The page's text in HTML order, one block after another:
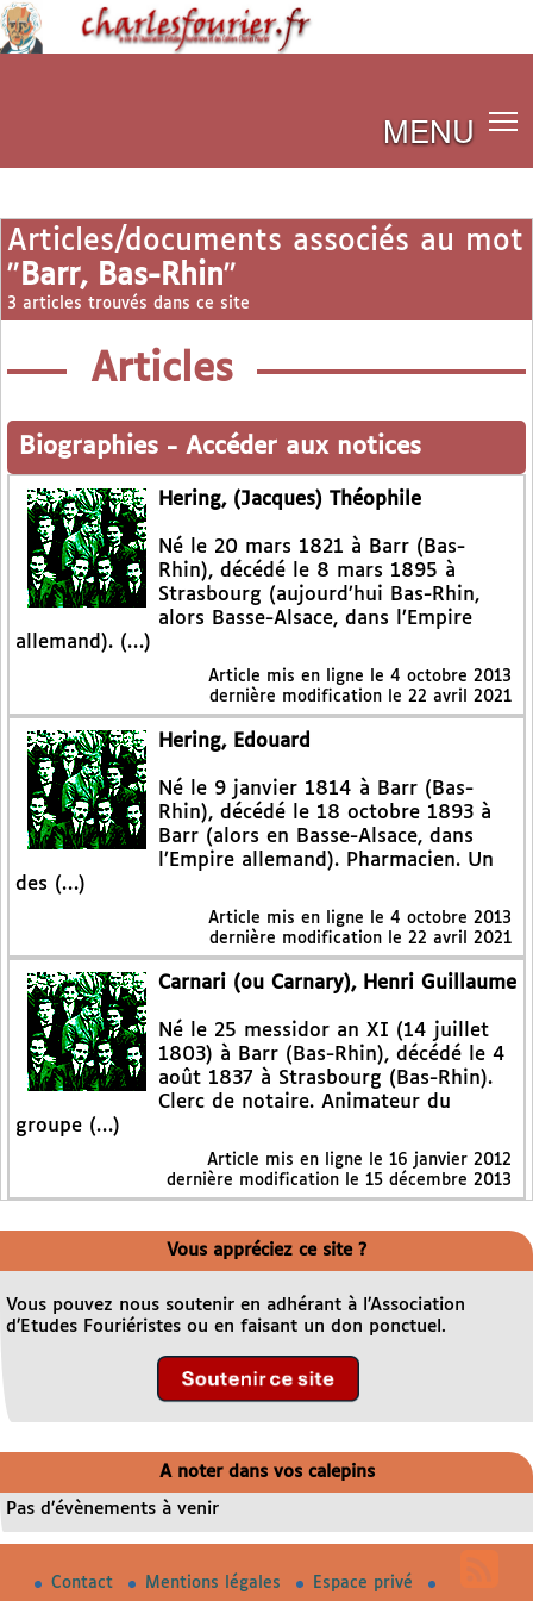
MENU
Articles/documents associés au mot
" Barr, Bas-Rhin"
3 articles trouvés dans ce site
Articles
Biographies - Accéder aux notices
Hering, (Jacques) Théophile
Né le 20 mars 1821 à Barr (Bas-
Rhin), décédé le 8 mars 1895 à
Strasbourg (aujourd’hui Bas-Rhin,
alors Basse-Alsace, dans l’Empire
allemand). (…)
Article mis en ligne le 4 octobre 2013
dernière modification le 22 avril 2021
Hering, Edouard
Né le 9 janvier 1814 à Barr (Bas-
Rhin), décédé le 18 octobre 1893 à
Barr (alors en Basse-Alsace, dans
l’Empire allemand). Pharmacien. Un
des (…)
Article mis en ligne le 4 octobre 2013
dernière modification le 22 avril 2021
Carnari (ou Carnary), Henri Guillaume
Né le 25 messidor an XI (14 juillet
1803) à Barr (Bas-Rhin), décédé le 4
août 1837 à Strasbourg (Bas-Rhin).
Clerc de notaire. Animateur du
groupe (…)
Article mis en ligne le 16 janvier 2012
dernière modification le 15 décembre 2013
Vous appréciez ce site ?
Vous pouvez nous soutenir en adhérant à l’Association
d’Etudes Fouriéristes ou en faisant un don ponctuel.
A noter dans vos calepins
Pas d’évènements à venir
Contact Mentions légales Espace privé